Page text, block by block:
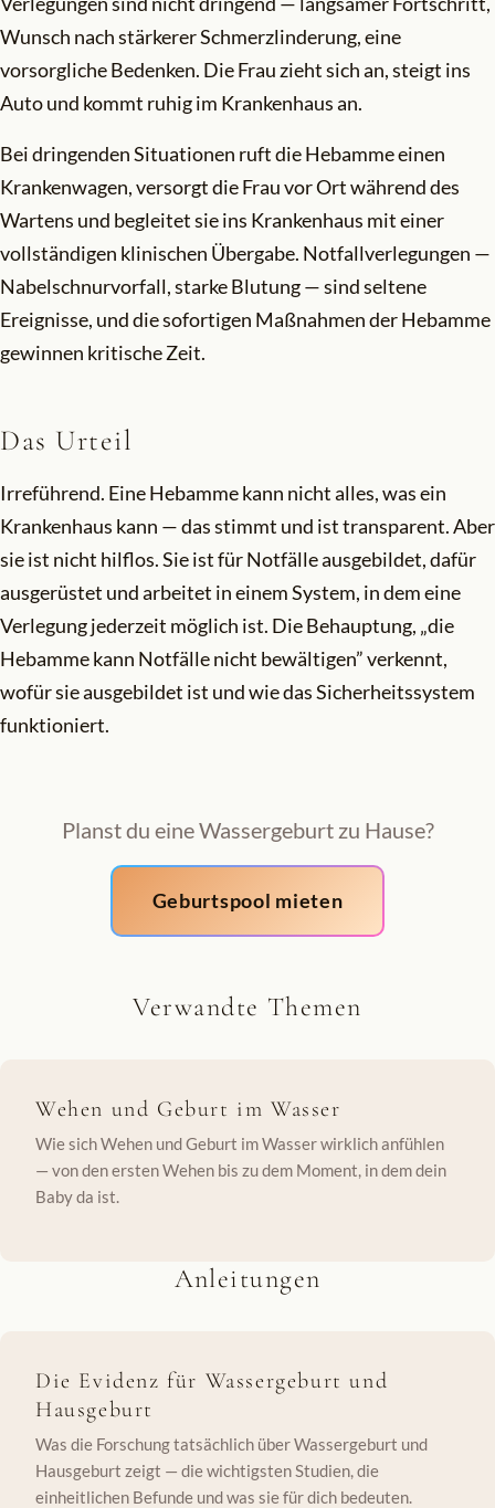
Wunsch nach stärkerer Schmerzlinderung, eine
vorsorgliche Bedenken. Die Frau zieht sich an, steigt ins
Auto und kommt ruhig im Krankenhaus an.
Bei dringenden Situationen ruft die Hebamme einen
Krankenwagen, versorgt die Frau vor Ort während des
Wartens und begleitet sie ins Krankenhaus mit einer
vollständigen klinischen Übergabe. Notfallverlegungen —
Nabelschnurvorfall, starke Blutung — sind seltene
Ereignisse, und die sofortigen Maßnahmen der Hebamme
gewinnen kritische Zeit.
Das Urteil
Irreführend. Eine Hebamme kann nicht alles, was ein
Krankenhaus kann — das stimmt und ist transparent. Aber
sie ist nicht hilflos. Sie ist für Notfälle ausgebildet, dafür
ausgerüstet und arbeitet in einem System, in dem eine
Verlegung jederzeit möglich ist. Die Behauptung, „die
Hebamme kann Notfälle nicht bewältigen” verkennt,
wofür sie ausgebildet ist und wie das Sicherheitssystem
funktioniert.
Planst du eine Wassergeburt zu Hause?
Geburtspool mieten
Verwandte Themen
Wehen und Geburt im Wasser
Wie sich Wehen und Geburt im Wasser wirklich anfühlen
— von den ersten Wehen bis zu dem Moment, in dem dein
Baby da ist.
Anleitungen
Die Evidenz für Wassergeburt und
Hausgeburt
Was die Forschung tatsächlich über Wassergeburt und
Hausgeburt zeigt — die wichtigsten Studien, die
einheitlichen Befunde und was sie für dich bedeuten.